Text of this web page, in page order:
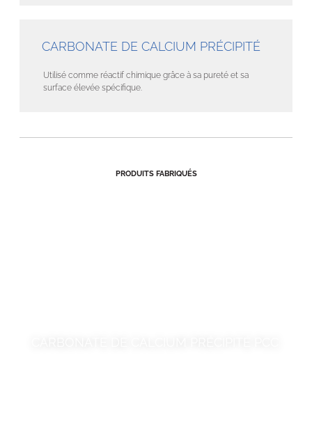
CARBONATE DE CALCIUM PRÉCIPITÉ
Utilisé comme réactif chimique grâce à sa pureté et sa
surface élevée spécifique.
PRODUITS FABRIQUÉS